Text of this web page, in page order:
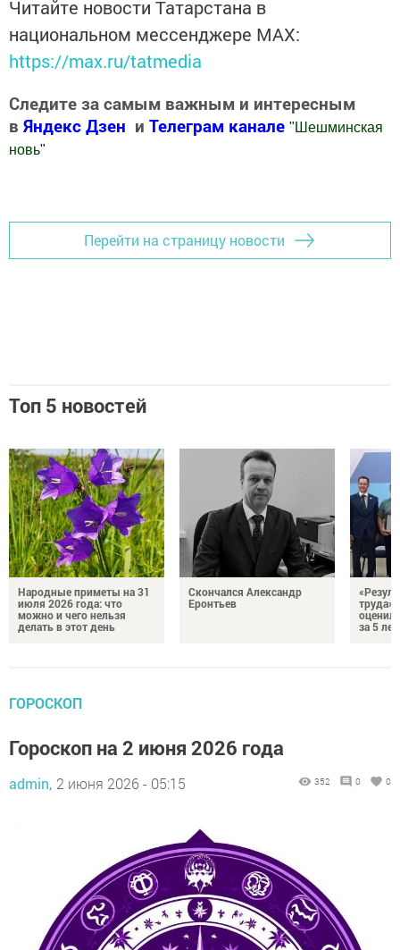
Читайте новости Татарстана в
национальном мессенджере MАХ:
https://max.ru/tatmedia
Следите за самым важным и интересным
в Яндекс Дзен и Телеграм канале " Шешминская
новь"
Перейти на страницу новости
Топ 5 новостей
Народные приметы на 31
июля 2026 года: что
можно и чего нельзя
делать в этот день
Скончался Александр
Еронтьев
за 5 лет
ГОРОСКОП
Гороскоп на 2 июня 2026 года
admin, 2 июня 2026 - 05:15 352 0 0